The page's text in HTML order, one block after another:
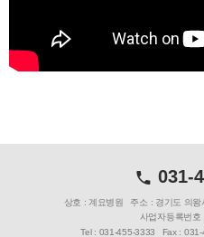
031-
상호 : 계요병원 주소 : 경기도 의
사업자등록번
Tel : 031-455-3333
Fax :